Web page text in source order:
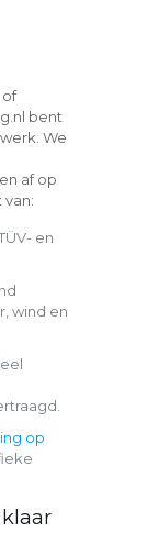
of
bent
We
af op
en
wind en
op